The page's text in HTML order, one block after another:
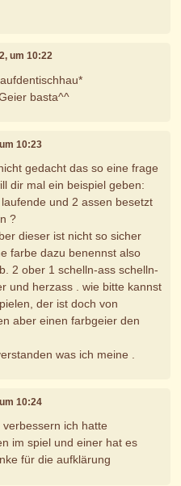
um 10:22
basta^^
10:23
gedacht das so eine frage
dir mal ein beispiel geben:
und 2 assen besetzt
?
dieser ist nicht so sicher
farbe dazu benennst also
2 ober 1 schelln-ass schelln-
und herzass . wie bitte kannst
der ist doch von
aber einen farbgeier den
was ich meine .
10:24
ich hatte
im spiel und einer hat es
für die aufklärung